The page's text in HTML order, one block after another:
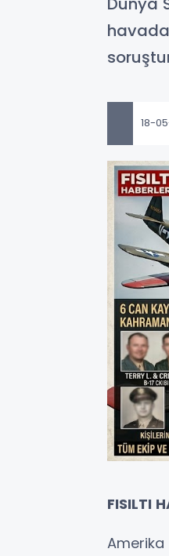
18-
FISILTI
Amerika